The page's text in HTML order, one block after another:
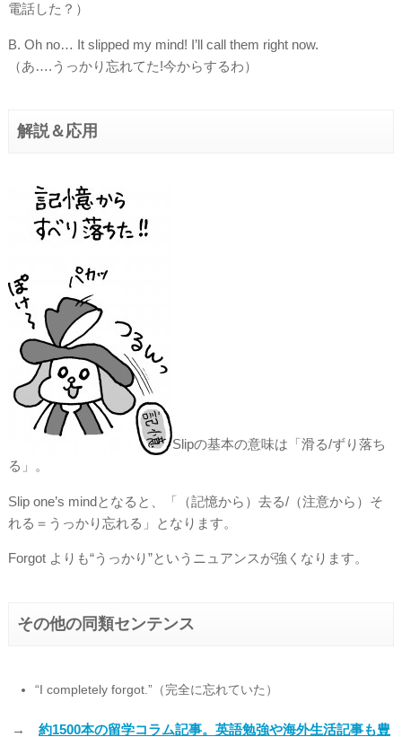
電話した？）
B. Oh no… It slipped my mind! I’ll call them right now.
（あ….うっかり忘れてた!今からするわ）
解説＆応用
Slipの基本の意味は「滑る/ずり落ち
る」。
Slip one’s mindとなると、「（記憶から）去る/（注意から）そ
れる＝うっかり忘れる」となります。
Forgot よりも“うっかり”というニュアンスが強くなります。
その他の同類センテンス
“I completely forgot.”（完全に忘れていた）
→ 約1500本の留学コラム記事。英語勉強や海外生活記事も豊